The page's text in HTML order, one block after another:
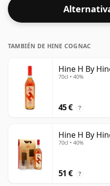
TAMBIÉN DE HINE COGNAC
Hine H By
70cl • 40%
45 € ?
Hine H By
70cl • 40%
51 € ?